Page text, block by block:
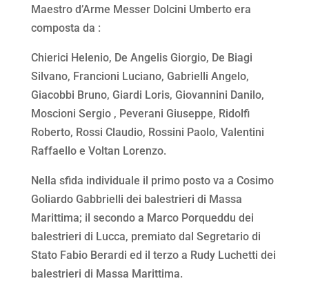
Maestro d’Arme Messer Dolcini Umberto era
composta da :
Chierici Helenio, De Angelis Giorgio, De Biagi
Silvano, Francioni Luciano, Gabrielli Angelo,
Giacobbi Bruno, Giardi Loris, Giovannini Danilo,
Moscioni Sergio , Peverani Giuseppe, Ridolfi
Roberto, Rossi Claudio, Rossini Paolo, Valentini
Raffaello e Voltan Lorenzo.
Nella sfida individuale il primo posto va a Cosimo
Goliardo Gabbrielli dei balestrieri di Massa
Marittima; il secondo a Marco Porqueddu dei
balestrieri di Lucca, premiato dal Segretario di
Stato Fabio Berardi ed il terzo a Rudy Luchetti dei
balestrieri di Massa Marittima.